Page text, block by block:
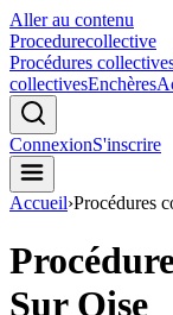
Aller au contenu
Procedurecollective
Procédures
collectivesEnchères
ConnexionS'inscrire
Accueil›Procédures
Sur Oise